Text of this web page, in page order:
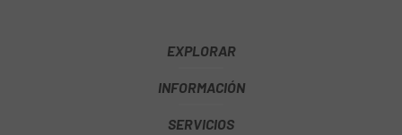
EXPLORAR
INFORMACIÓN
SERVICIOS